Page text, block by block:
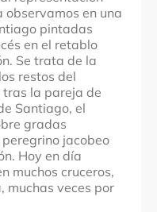
en una
pintadas
en el retablo
Se trata de la
restos del
tras la pareja de
Santiago, el
gradas
jacobeo
Hoy en día
muchos cruceros,
muchas veces por